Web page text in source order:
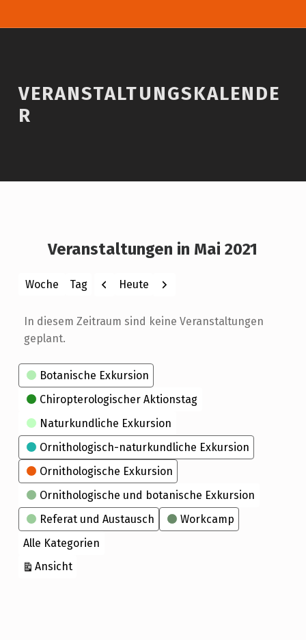
VERANSTALTUNGSKALENDE
R
Veranstaltungen in Mai 2021
Woche Tag
Monat
Jahr
Zurück
Heute Weiter
In diesem Zeitraum sind keine Veranstaltungen
geplant.
Kategorien
Botanische Exkursion
Chiropterologischer Aktionstag
Naturkundliche Exkursion
Ornithologisch-naturkundliche Exkursion
Ornithologische Exkursion
Ornithologische und botanische Exkursion
Referat und Austausch
Workcamp
Alle Kategorien
Ansichtausdrucken